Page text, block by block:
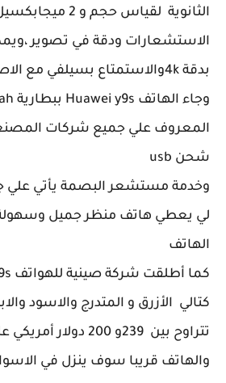
الثانوية لقياس حجم
الاستشعارات ودقة في تصوير
بدقة 4kوالاستمتاع بسيلفي مع الاصدقاء.
المعروف علي جميع شركات
شحن usb
وخدمة مستشعر البصمة يأتي علي
لي يعطي هاتف منظر جميل
الهاتف
كتالي الأزرق و المتدرج والاسود
تتراوح بين 239و 200
والهاتف قريبا سوف ينزل في